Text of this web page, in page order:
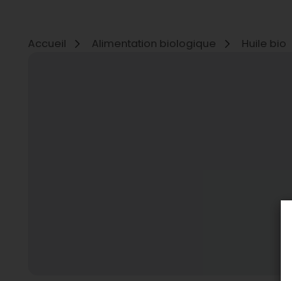
Accueil
Alimentation biologique Huile bio